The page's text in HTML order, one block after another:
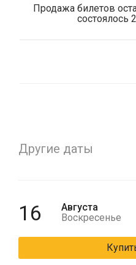
Продажа билетов
состоялось
Другие даты
16
Августа
Воскресенье